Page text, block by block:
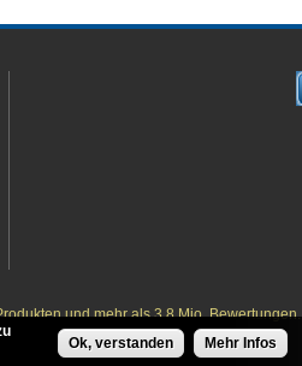
und mehr als 3,8 Mio. Bewertungen.
Ok, verstanden Mehr Infos